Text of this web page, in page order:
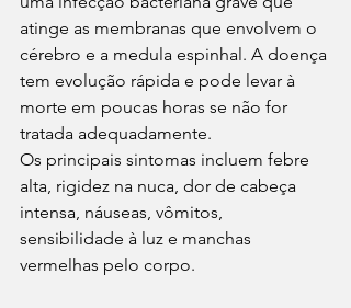
atinge as membranas que envolvem o
cérebro e a medula espinhal. A doença
tem evolução rápida e pode levar à
morte em poucas horas se não for
tratada adequadamente.
Os principais sintomas incluem febre
alta, rigidez na nuca, dor de cabeça
intensa, náuseas, vômitos,
sensibilidade à luz e manchas
vermelhas pelo corpo.